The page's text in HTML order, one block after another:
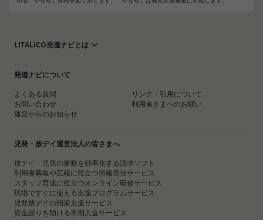
LITALICO発達ナビとは
発達ナビについて
よくある質問
お問い合わせ
運営からのお知らせ
リンク・引用について
利用者さまへのお願い
児発・放デイ運営法人の皆さまへ
放デイ・児発の業務を効率化する請求ソフト
利用者募集や広報に役立つ情報発信サービス
スタッフ育成に役立つオンライン研修サービス
現場ですぐに使える支援プログラムサービス
児発放デイの開業支援サービス
資金繰りを助ける早期入金サービス